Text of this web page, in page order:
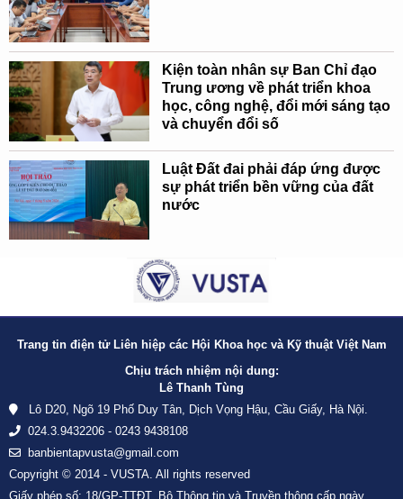
Kiện toàn nhân sự Ban Chỉ đạo
Trung ương về phát triển khoa
học, công nghệ, đổi mới sáng tạo
và chuyển đổi số
Luật Đất đai phải đáp ứng được
sự phát triển bền vững của đất
nước
Trang tin điện tử Liên hiệp các Hội Khoa học và Kỹ thuật Việt Nam
Chịu trách nhiệm nội dung:
Lê Thanh Tùng
Lô D20, Ngõ 19 Phố Duy Tân, Dịch Vọng Hậu, Cầu Giấy, Hà Nội.
024.3.9432206 - 0243 9438108
banbientapvusta@gmail.com
Copyright © 2014 - VUSTA. All rights reserved
Giấy phép số: 18/GP-TTĐT, Bộ Thông tin và Truyền thông cấp ngày